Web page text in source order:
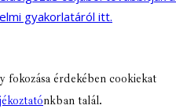
gyakorlatáról itt.
fokozása érdekében cookiekat
nkban talál.